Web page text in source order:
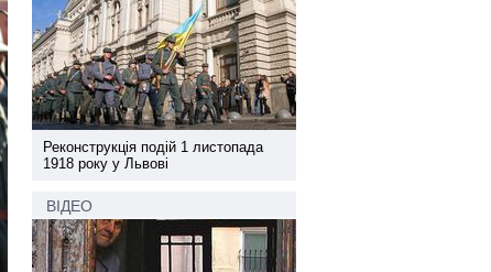
Реконструкція подій 1 листопада
1918 року у Львові
ВІДЕО